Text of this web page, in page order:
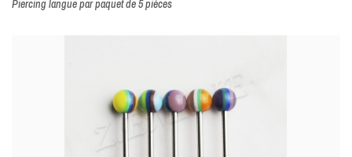
Piercing langue par paquet de 5 pièces